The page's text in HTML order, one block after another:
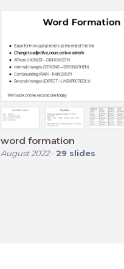
word formation
August 2022- 29 slides